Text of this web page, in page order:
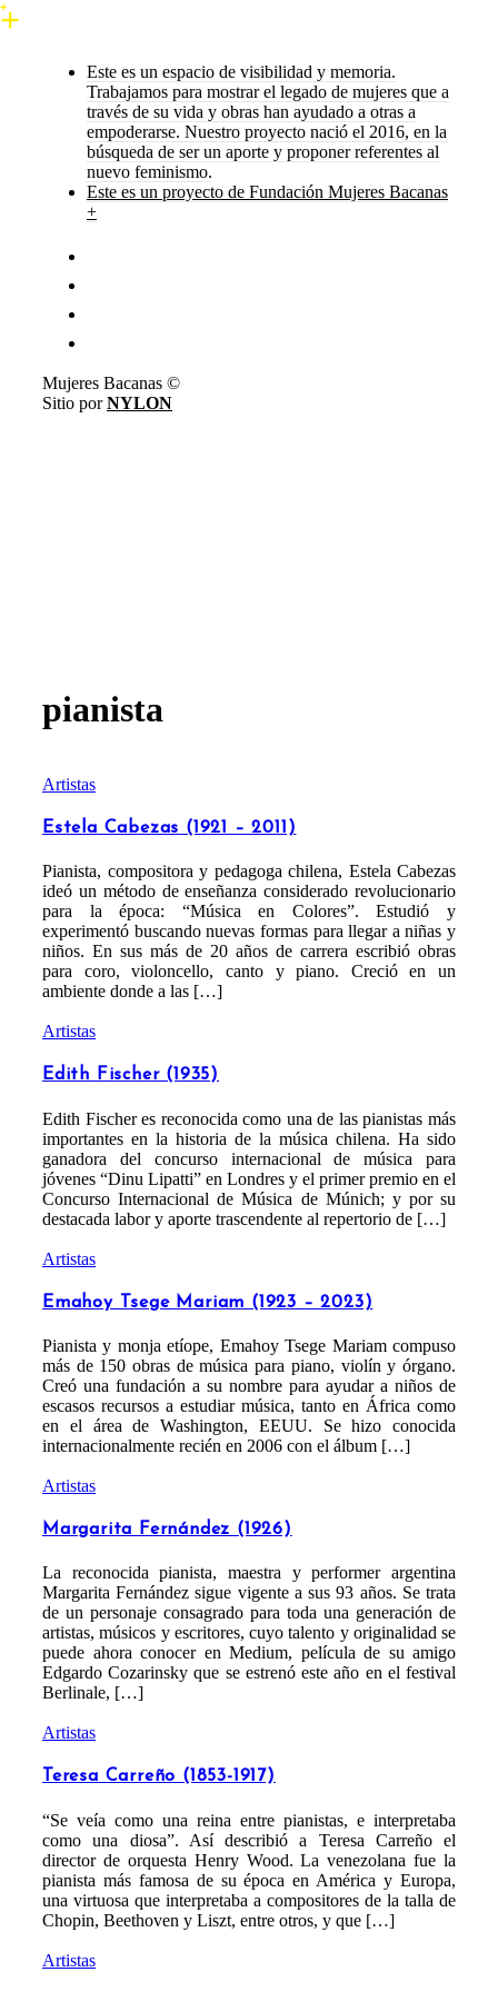
Este es un espacio de visibilidad y memoria.
Trabajamos para mostrar el legado de mujeres que a
través de su vida y obras han ayudado a otras a
empoderarse. Nuestro proyecto nació el 2016, en la
búsqueda de ser un aporte y proponer referentes al
nuevo feminismo.
Este es un proyecto de Fundación Mujeres Bacanas
+
Mujeres Bacanas ©
Sitio porNYLON
pianista
Artistas
Estela Cabezas (1921 – 2011)
Pianista, compositora y pedagoga chilena, Estela Cabezas
ideó un método de enseñanza considerado revolucionario
para la época: “Música en Colores”. Estudió y
experimentó buscando nuevas formas para llegar a niñas y
niños. En sus más de 20 años de carrera escribió obras
para coro, violoncello, canto y piano. Creció en un
ambiente donde a las […]
Artistas
Edith Fischer (1935)
Edith Fischer es reconocida como una de las pianistas más
importantes en la historia de la música chilena. Ha sido
ganadora del concurso internacional de música para
jóvenes “Dinu Lipatti” en Londres y el primer premio en el
Concurso Internacional de Música de Múnich; y por su
destacada labor y aporte trascendente al repertorio de […]
Artistas
Emahoy Tsege Mariam (1923 – 2023)
Pianista y monja etíope, Emahoy Tsege Mariam compuso
más de 150 obras de música para piano, violín y órgano.
Creó una fundación a su nombre para ayudar a niños de
escasos recursos a estudiar música, tanto en África como
en el área de Washington, EEUU. Se hizo conocida
internacionalmente recién en 2006 con el álbum […]
Artistas
Margarita Fernández (1926)
La reconocida pianista, maestra y performer argentina
Margarita Fernández sigue vigente a sus 93 años. Se trata
de un personaje consagrado para toda una generación de
artistas, músicos y escritores, cuyo talento y originalidad se
puede ahora conocer en Medium, película de su amigo
Edgardo Cozarinsky que se estrenó este año en el festival
Berlinale, […]
Artistas
Teresa Carreño (1853-1917)
“Se veía como una reina entre pianistas, e interpretaba
como una diosa”. Así describió a Teresa Carreño el
director de orquesta Henry Wood. La venezolana fue la
pianista más famosa de su época en América y Europa,
una virtuosa que interpretaba a compositores de la talla de
Chopin, Beethoven y Liszt, entre otros, y que […]
Artistas